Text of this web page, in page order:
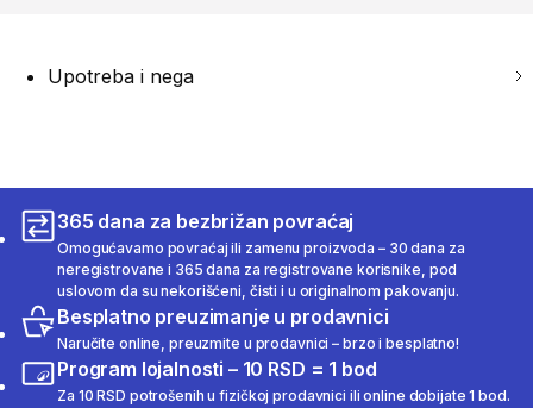
Upotreba i nega
365 dana za bezbrižan povraćaj
Omogućavamo povraćaj ili zamenu proizvoda – 30 dana za
neregistrovane i 365 dana za registrovane korisnike, pod
uslovom da su nekorišćeni, čisti i u originalnom pakovanju.
Besplatno preuzimanje u prodavnici
Naručite online, preuzmite u prodavnici – brzo i besplatno!
Program lojalnosti – 10 RSD = 1 bod
Za 10 RSD potrošenih u fizičkoj prodavnici ili online dobijate 1 bod.